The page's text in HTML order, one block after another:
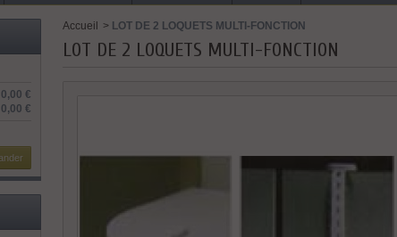
0,00 €
0,00 €
Accueil > LOT DE 2 LOQUETS MULTI-FONCTION
LOT DE 2 LOQUETS MULTI-FONCTION